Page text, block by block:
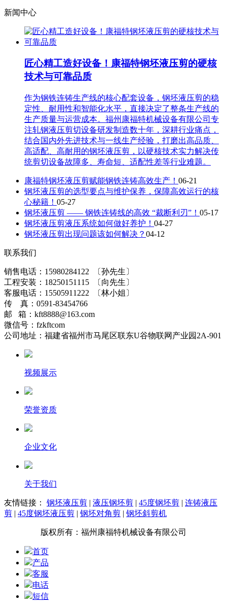
新闻中心
匠心精工造好设备！康福特钢坯液压剪的硬核
技术与可靠品质
作为钢铁连铸生产线的核心配套设备，钢坯液压剪的稳
定性、耐用性和智能化水平，直接决定了整条生产线的
生产质量与运营成本。福州康福特机械设备有限公司专
注轧钢液压剪切设备研发制造数十年，深耕行业痛点，
结合国内外先进技术与一线生产经验，打磨出高品质、
高适配、高耐用的钢坯液压剪，以硬核技术实力解决传
统剪切设备故障多、寿命短、适配性差等行业难题。
康福特钢坯液压剪赋能钢铁连铸高效生产！ 06-21
钢坯液压剪的选型要点与维护保养，保障高效运行的核
心秘籍！ 05-27
钢坯液压剪 —— 钢铁连铸线的高效 “裁断利刃”！ 05-17
钢坯液压剪液压系统如何做好养护！ 04-27
钢坯液压剪出现问题该如何解决？ 04-12
联系我们
销售电话：15980284122 〔孙先生〕
工程安装：18250151115 〔向先生〕
客服电话：15505911222 〔林小姐〕
传 真：0591-83454766
邮 箱：kft8888@163.com
微信号：fzkftcom
公司地址：福建省福州市马尾区联东U谷物联网产业园2A-901
视频展示
荣誉资质
企业文化
关于我们
友情链接： 钢坯液压剪 | 液压钢坯剪 | 45度钢坯剪 | 连铸液压
剪 | 45度钢坯液压剪 | 钢坯对角剪 | 钢坯斜剪机
版权所有：福州康福特机械设备有限公司
首页
产品
客服
电话
短信